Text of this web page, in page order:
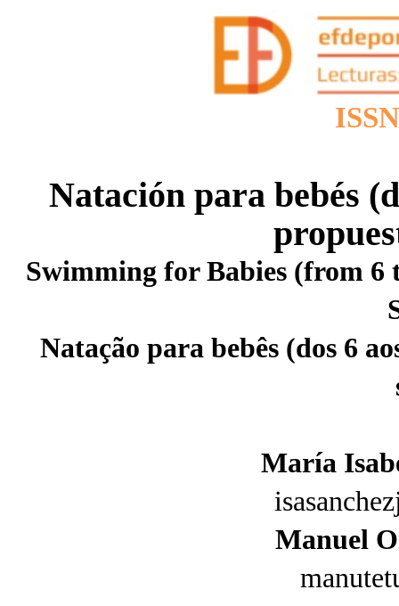
Natación para bebés
Swimming for Babies (from 6
Natação para bebês (dos 6
María
Manuel